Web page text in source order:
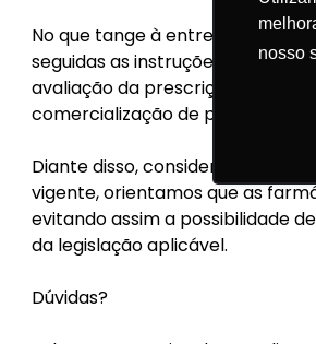
nosso
No que tange à entrega de
seguidas as instruções
avaliação da prescrição em
comercialização de produtos
Diante disso, considerando o
vigente, orientamos que as
evitando assim a possibilidade
da legislação aplicável.
Dúvidas?